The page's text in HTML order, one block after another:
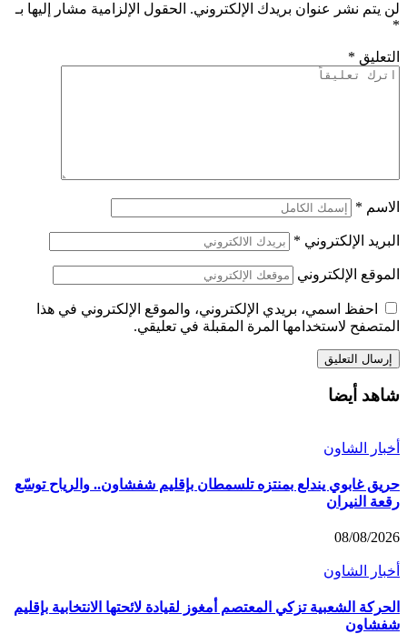
لن يتم نشر عنوان بريدك الإلكتروني. الحقول الإلزامية مشار إليها بـ
*
التعليق *
الاسم *
البريد الإلكتروني *
الموقع الإلكتروني
احفظ اسمي، بريدي الإلكتروني، والموقع الإلكتروني في هذا
المتصفح لاستخدامها المرة المقبلة في تعليقي.
شاهد أيضا
أخبار الشاون
حريق غابوي يندلع بمنتزه تلسمطان بإقليم شفشاون.. والرياح توسّع
رقعة النيران
08/08/2026
أخبار الشاون
الحركة الشعبية تزكي المعتصم أمغوز لقيادة لائحتها الانتخابية بإقليم
شفشاون